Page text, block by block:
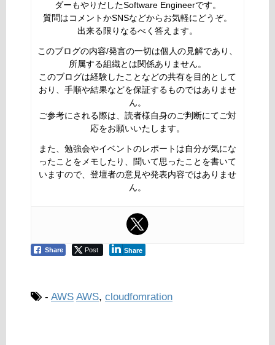
ダーもやりだしたSoftware Engineerです。
質問はコメントかSNSなどからお気軽にどうぞ。
出来る限りなるべく答えます。
このブログの内容/発言の一切は個人の見解であり、
所属する組織とは関係ありません。
このブログは経験したことなどの共有を目的として
おり、手順や結果などを保証するものではありませ
ん。
ご参考にされる際は、読者様自身のご判断にてご対
応をお願いいたします。
また、勉強会やイベントのレポートは自分が気にな
ったことをメモしたり、聞いて思ったことを書いて
いますので、登壇者の意見や発表内容ではありませ
ん。
Share Post Share
- AWS AWS, cloudfomration